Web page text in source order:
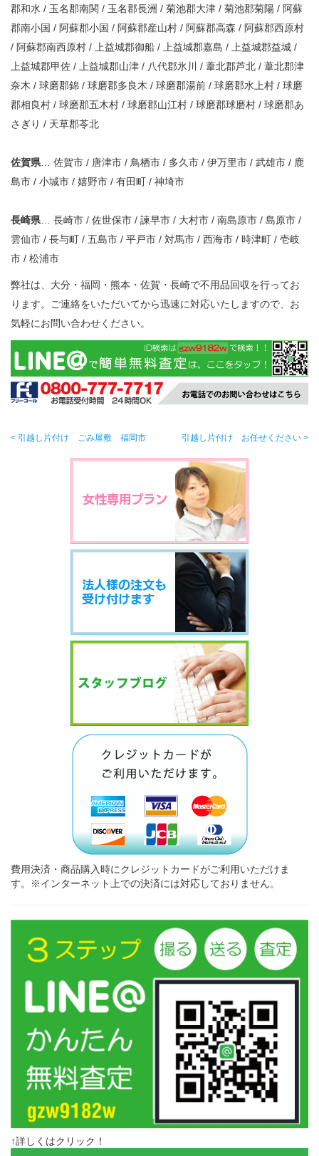
郡和水 / 玉名郡南関 / 玉名郡長洲 / 菊池郡大津 / 菊池郡菊陽 / 阿蘇
郡南小国 / 阿蘇郡小国 / 阿蘇郡産山村 / 阿蘇郡高森 / 阿蘇郡西原村
/ 阿蘇郡南西原村 / 上益城郡御船 / 上益城郡嘉島 / 上益城郡益城 /
上益城郡甲佐 / 上益城郡山津 / 八代郡氷川 / 葦北郡芦北 / 葦北郡津
奈木 / 球磨郡錦 / 球磨郡多良木 / 球磨郡湯前 / 球磨郡水上村 / 球磨
郡相良村 / 球磨郡五木村 / 球磨郡山江村 / 球磨郡球磨村 / 球磨郡あ
さぎり / 天草郡苓北
佐賀県 … 佐賀市 / 唐津市 / 鳥栖市 / 多久市 / 伊万里市 / 武雄市 / 鹿
島市 / 小城市 / 嬉野市 / 有田町 / 神埼市
長崎県 … 長崎市 / 佐世保市 / 諫早市 / 大村市 / 南島原市 / 島原市 /
雲仙市 / 長与町 / 五島市 / 平戸市 / 対馬市 / 西海市 / 時津町 / 壱岐
市 / 松浦市
弊社は、大分・福岡・熊本・佐賀・長崎で不用品回収を行ってお
ります。ご連絡をいただいてから迅速に対応いたしますので、お
気軽にお問い合わせください。
< 引越し片付け ごみ屋敷 福岡市 引越し片付け お任せください >
費用決済・商品購入時にクレジットカードがご利用いただけま
す。※インターネット上での決済には対応しておりません。
↑詳しくはクリック！